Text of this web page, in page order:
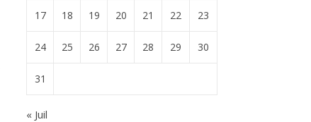
17 18 19 20 21 22 23
24 25 26 27 28 29 30
31
« Juil